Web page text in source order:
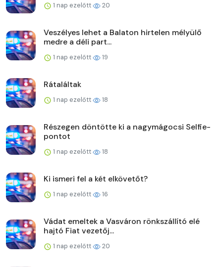
1 nap ezelőtt 20
Veszélyes lehet a Balaton hirtelen mélyülő
medre a déli part...
1 nap ezelőtt 19
Rátaláltak
1 nap ezelőtt 18
Részegen döntötte ki a nagymágocsi Selfie-
pontot
1 nap ezelőtt 18
Ki ismeri fel a két elkövetőt?
1 nap ezelőtt 16
Vádat emeltek a Vasváron rönkszállító elé
hajtó Fiat vezetőj...
1 nap ezelőtt 20